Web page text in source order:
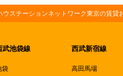
ステーションネットワーク東京の賃貸
武池袋線
袋
西武新宿線
高田馬場